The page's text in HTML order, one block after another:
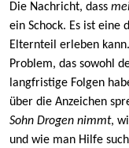
Die Nachricht, dass
ein Schock. Es ist eine
Elternteil erleben kann.
Problem, das sowohl
langfristige Folgen
über die Anzeichen
Sohn Drogen nimmt,
und wie man Hilfe